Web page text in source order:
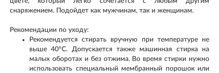
снаряжением. Подойдет как мужчинам, так и женщинам.
Рекомендации по уходу:
Рекомендуется стирать вручную при температуре не
выше 40°C. Допускается также машинная стирка на
малых оборотах и без отжима. Во время стирки нужно
использовать специальный мембранный порошок или